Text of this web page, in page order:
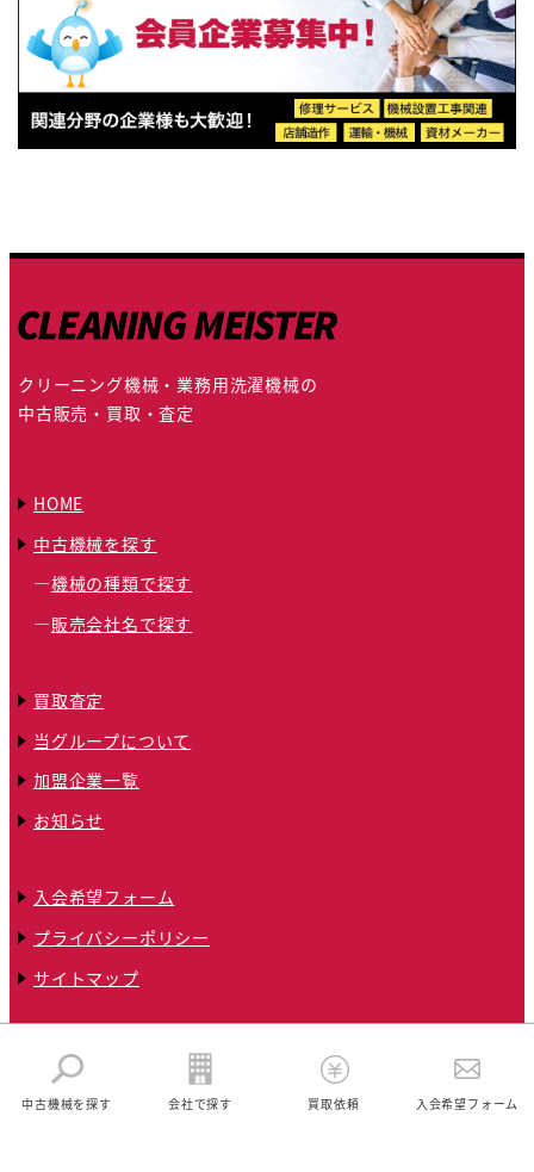
クリーニング機械・業務用洗濯機械の
中古販売・買取・査定
HOME
中古機械を探す
機械の種類で探す
販売会社名で探す
買取査定
当グループについて
加盟企業一覧
お知らせ
入会希望フォーム
プライバシーポリシー
サイトマップ
© 2024 全国クリーニング機械トータルネットワークグループ
中古機械を探す 会社で探す 買取依頼 入会希望フォーム